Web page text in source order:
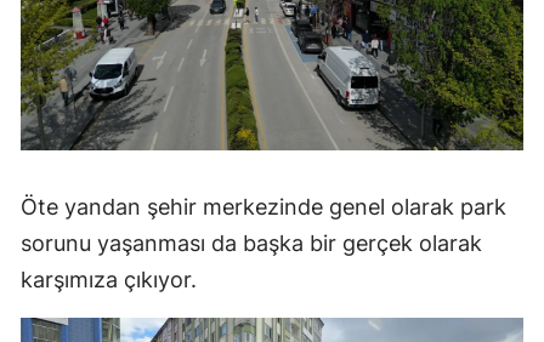
Konya
Kütahya
Malatya
Kahramanmaraş
Mardin
Öte yandan şehir merkezinde genel olarak park
sorunu yaşanması da başka bir gerçek olarak
karşımıza çıkıyor.